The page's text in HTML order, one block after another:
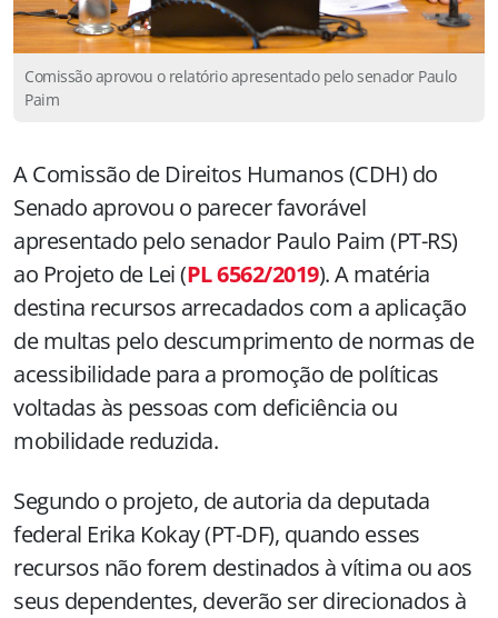
Comissão aprovou o relatório apresentado pelo senador Paulo
Paim
A Comissão de Direitos Humanos (CDH) do
Senado aprovou o parecer favorável
apresentado pelo senador Paulo Paim (PT-RS)
ao Projeto de Lei (PL 6562/2019). A matéria
destina recursos arrecadados com a aplicação
de multas pelo descumprimento de normas de
acessibilidade para a promoção de políticas
voltadas às pessoas com deficiência ou
mobilidade reduzida.
Segundo o projeto, de autoria da deputada
federal Erika Kokay (PT-DF), quando esses
recursos não forem destinados à vítima ou aos
seus dependentes, deverão ser direcionados à